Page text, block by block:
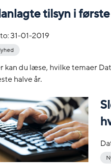
tilsyn i
31-01-2019
kan du læse, hvilke temaer
halve år.